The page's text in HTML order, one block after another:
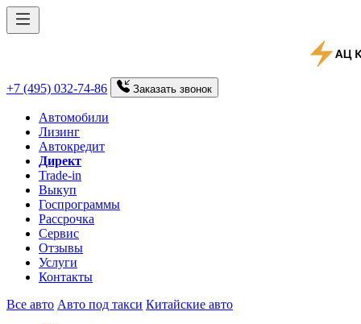
+7 (495) 032-74-86 Заказать звонок
Автомобили
Лизинг
Автокредит
Директ
Trade-in
Выкуп
Госпрограммы
Рассрочка
Сервис
Отзывы
Услуги
Контакты
Все авто Авто под такси Китайские авто